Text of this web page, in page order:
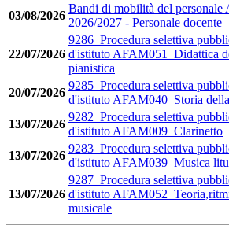
03/08/2026
Bandi di mobilità del personale
2026/2027 - Personale docente
22/07/2026
9286_Procedura selettiva
d'istituto AFAM051_Didattica
pianistica
20/07/2026
9285_Procedura selettiva
d'istituto AFAM040_Storia
13/07/2026
9282_Procedura selettiva
d'istituto AFAM009_Clarinetto
13/07/2026
9283_Procedura selettiva
d'istituto AFAM039_Musica
13/07/2026
9287_Procedura selettiva
d'istituto
musicale